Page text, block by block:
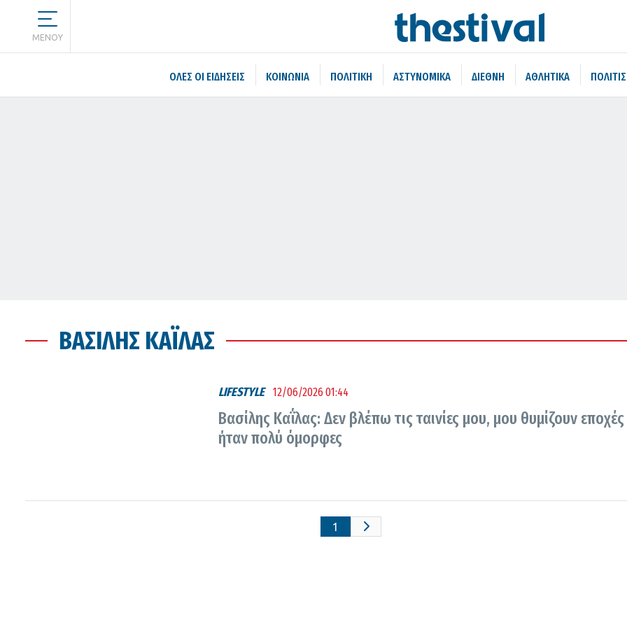
MENOY
ΌΛΕΣ ΟΙ ΕΙΔΉΣΕΙΣ ΚΟΙΝΩΝΙΑ ΠΟΛΙΤΙΚΗ ΑΣΤΥΝΟΜΙΚΑ ΔΙΕΘΝΗ ΑΘΛΗΤΙΚΑ
ΒΑΣΊΛΗΣ ΚΑΪ́ΛΑΣ
LIFESTYLE 12/06/2026 01:44
Βασίλης Καΐλας: Δεν βλέπω τις ταινίες μου, μου θυμίζουν
ήταν πολύ όμορφες
1